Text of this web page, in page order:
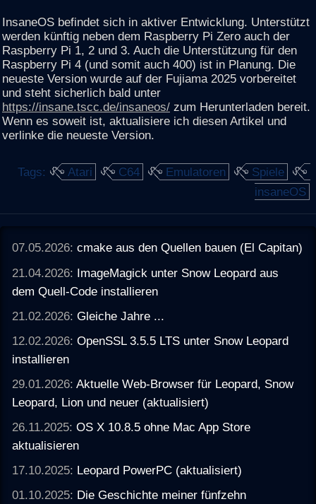
InsaneOS befindet sich in aktiver Entwicklung. Unterstützt
werden künftig neben dem Raspberry Pi Zero auch der
Raspberry Pi 1, 2 und 3. Auch die Unterstützung für den
Raspberry Pi 4 (und somit auch 400) ist in Planung. Die
neueste Version wurde auf der Fujiama 2025 vorbereitet
und steht sicherlich bald unter
https://insane.tscc.de/insaneos/ zum Herunterladen bereit.
Wenn es soweit ist, aktualisiere ich diesen Artikel und
verlinke die neueste Version.
Tags: Atari C64 Emulatoren
Spiele
insaneOS
07.05.2026:cmake aus den Quellen bauen (El Capitan)
21.04.2026: ImageMagick unter Snow Leopard aus
dem Quell-Code installieren
21.02.2026:Gleiche Jahre ...
12.02.2026:OpenSSL 3.5.5 LTS unter Snow Leopard
installieren
29.01.2026:Aktuelle Web-Browser für Leopard, Snow
Leopard, Lion und neuer (aktualisiert)
26.11.2025:OS X 10.8.5 ohne Mac App Store
aktualisieren
17.10.2025: Leopard PowerPC (aktualisiert)
01.10.2025: Die Geschichte meiner fünfzehn